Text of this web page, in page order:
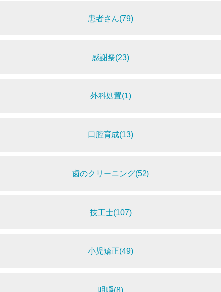
患者さん(79)
感謝祭(23)
外科処置(1)
口腔育成(13)
歯のクリーニング(52)
技工士(107)
小児矯正(49)
咀嚼(8)